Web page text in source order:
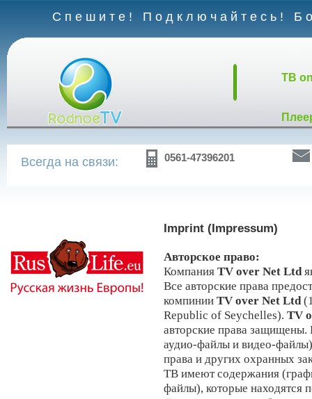
Спешите! Подключайтесь!
TB
Всегда на связи: 0561-47396201
Imprint (Impressum)
Авторское право:
Компания TV over Net Ltd
Все авторские права
компинии TV over Net Ltd
Republic of Seychelles). TV
авторские права защищены.
аудио-файлы и видео-
права и других охранных
ТВ имеют содержания
файлы), которые находятся